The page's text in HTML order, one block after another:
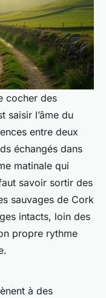
cocher des
saisir l’âme du
entre deux
échangés dans
matinale qui
savoir sortir des
sauvages de Cork
intacts, loin des
propre rythme
à des